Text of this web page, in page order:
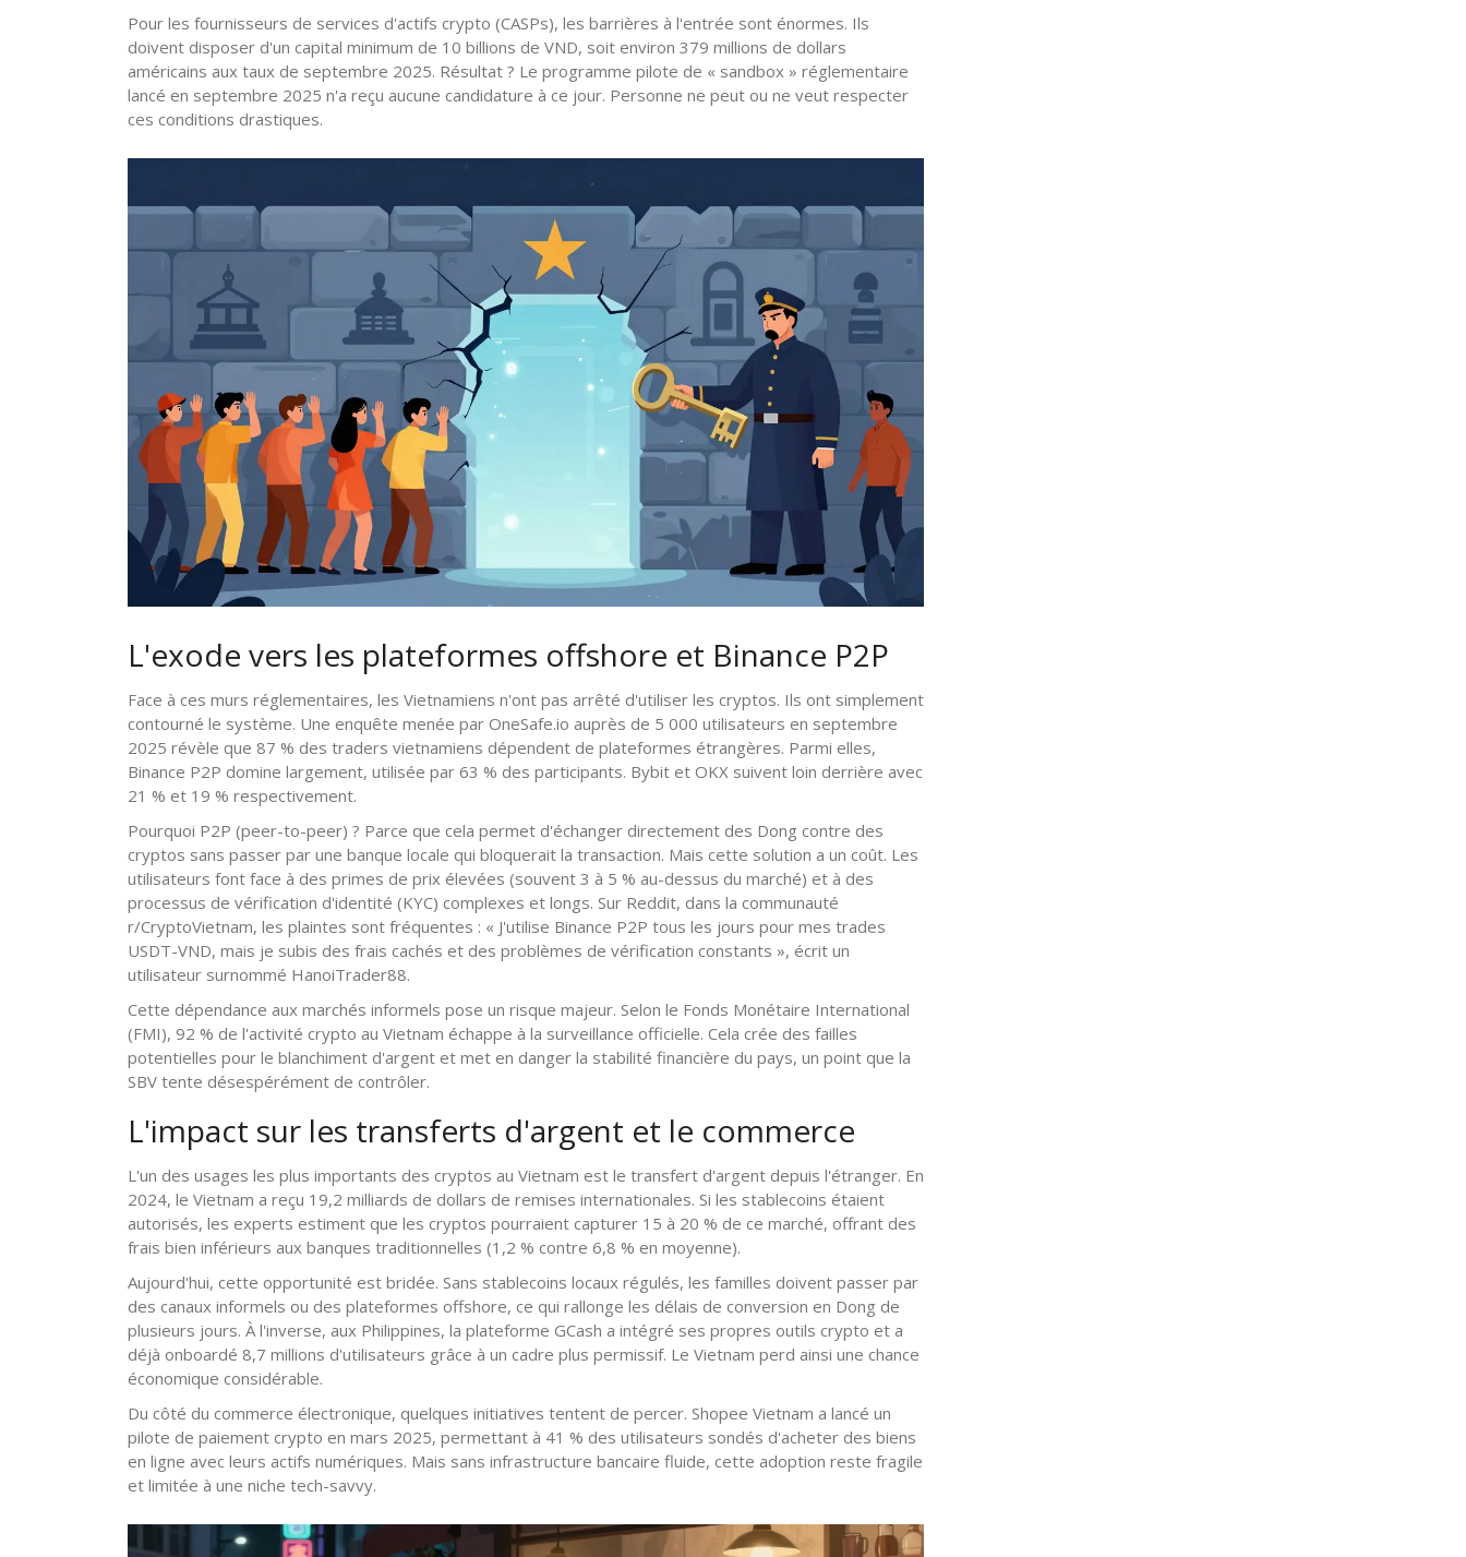
Pour les fournisseurs de services d'actifs crypto (CASPs), les barrières à l'entrée sont énormes. Ils
doivent disposer d'un capital minimum de 10 billions de VND, soit environ 379 millions de dollars
américains aux taux de septembre 2025. Résultat ? Le programme pilote de « sandbox » réglementaire
lancé en septembre 2025 n'a reçu aucune candidature à ce jour. Personne ne peut ou ne veut respecter
ces conditions drastiques.
L'exode vers les plateformes offshore et Binance P2P
Face à ces murs réglementaires, les Vietnamiens n'ont pas arrêté d'utiliser les cryptos. Ils ont simplement
contourné le système. Une enquête menée par OneSafe.io auprès de 5 000 utilisateurs en septembre
2025 révèle que 87 % des traders vietnamiens dépendent de plateformes étrangères. Parmi elles,
Binance P2P domine largement, utilisée par 63 % des participants. Bybit et OKX suivent loin derrière avec
21 % et 19 % respectivement.
Pourquoi P2P (peer-to-peer) ? Parce que cela permet d'échanger directement des Dong contre des
cryptos sans passer par une banque locale qui bloquerait la transaction. Mais cette solution a un coût. Les
utilisateurs font face à des primes de prix élevées (souvent 3 à 5 % au-dessus du marché) et à des
processus de vérification d'identité (KYC) complexes et longs. Sur Reddit, dans la communauté
r/CryptoVietnam, les plaintes sont fréquentes : « J'utilise Binance P2P tous les jours pour mes trades
USDT-VND, mais je subis des frais cachés et des problèmes de vérification constants », écrit un
utilisateur surnommé HanoiTrader88.
Cette dépendance aux marchés informels pose un risque majeur. Selon le Fonds Monétaire International
(FMI), 92 % de l'activité crypto au Vietnam échappe à la surveillance officielle. Cela crée des failles
potentielles pour le blanchiment d'argent et met en danger la stabilité financière du pays, un point que la
SBV tente désespérément de contrôler.
L'impact sur les transferts d'argent et le commerce
L'un des usages les plus importants des cryptos au Vietnam est le transfert d'argent depuis l'étranger. En
2024, le Vietnam a reçu 19,2 milliards de dollars de remises internationales. Si les stablecoins étaient
autorisés, les experts estiment que les cryptos pourraient capturer 15 à 20 % de ce marché, offrant des
frais bien inférieurs aux banques traditionnelles (1,2 % contre 6,8 % en moyenne).
Aujourd'hui, cette opportunité est bridée. Sans stablecoins locaux régulés, les familles doivent passer par
des canaux informels ou des plateformes offshore, ce qui rallonge les délais de conversion en Dong de
plusieurs jours. À l'inverse, aux Philippines, la plateforme GCash a intégré ses propres outils crypto et a
déjà onboardé 8,7 millions d'utilisateurs grâce à un cadre plus permissif. Le Vietnam perd ainsi une chance
économique considérable.
Du côté du commerce électronique, quelques initiatives tentent de percer. Shopee Vietnam a lancé un
pilote de paiement crypto en mars 2025, permettant à 41 % des utilisateurs sondés d'acheter des biens
en ligne avec leurs actifs numériques. Mais sans infrastructure bancaire fluide, cette adoption reste fragile
et limitée à une niche tech-savvy.